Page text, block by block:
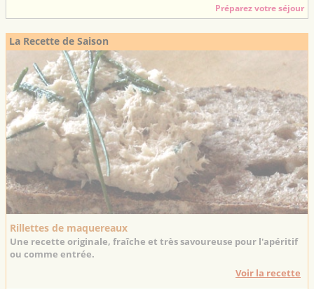
Préparez votre séjour
La Recette de Saison
Rillettes de maquereaux
Une recette originale, fraîche et très savoureuse pour l'apéritif
ou comme entrée.
Voir la recette